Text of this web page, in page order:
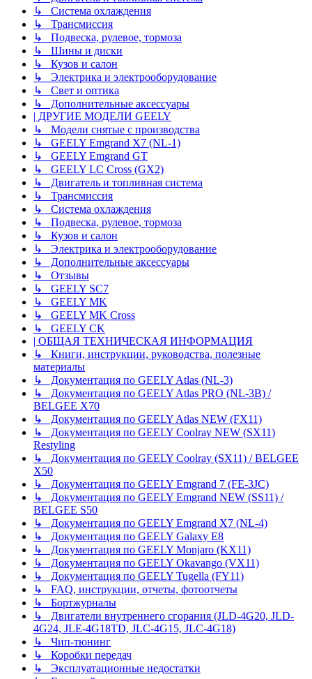
↳ Система охлаждения
↳ Трансмиссия
↳ Подвеска, рулевое, тормоза
↳ Шины и диски
↳ Кузов и салон
↳ Электрика и электрооборудование
↳ Свет и оптика
↳ Дополнительные аксессуары
| ДРУГИЕ МОДЕЛИ GEELY
↳ Модели снятые с производства
↳ GEELY Emgrand X7 (NL-1)
↳ GEELY Emgrand GT
↳ GEELY LC Cross (GX2)
↳ Двигатель и топливная система
↳ Трансмиссия
↳ Система охлаждения
↳ Подвеска, рулевое, тормоза
↳ Кузов и салон
↳ Электрика и электрооборудование
↳ Дополнительные аксессуары
↳ Отзывы
↳ GEELY SC7
↳ GEELY MK
↳ GEELY MK Cross
↳ GEELY CK
| ОБЩАЯ ТЕХНИЧЕСКАЯ ИНФОРМАЦИЯ
↳ Книги, инструкции, руководства, полезные
материалы
↳ Документация по GEELY Atlas (NL-3)
↳ Документация по GEELY Atlas PRO (NL-3B) /
BELGEE X70
↳ Документация по GEELY Atlas NEW (FX11)
↳ Документация по GEELY Coolray NEW (SX11)
Restyling
↳ Документация по GEELY Coolray (SX11) / BELGEE
X50
↳ Документация по GEELY Emgrand 7 (FE-3JC)
↳ Документация по GEELY Emgrand NEW (SS11) /
BELGEE S50
↳ Документация по GEELY Emgrand X7 (NL-4)
↳ Документация по GEELY Galaxy E8
↳ Документация по GEELY Monjaro (KX11)
↳ Документация по GEELY Okavango (VX11)
↳ Документация по GEELY Tugella (FY11)
↳ FAQ, инструкции, отчеты, фотоотчеты
↳ Бортжурналы
↳ Двигатели внутреннего сгорания (JLD-4G20, JLD-
4G24, JLE-4G18TD, JLC-4G15, JLC-4G18)
↳ Чип-тюнинг
↳ Коробки передач
↳ Эксплуатационные недостатки